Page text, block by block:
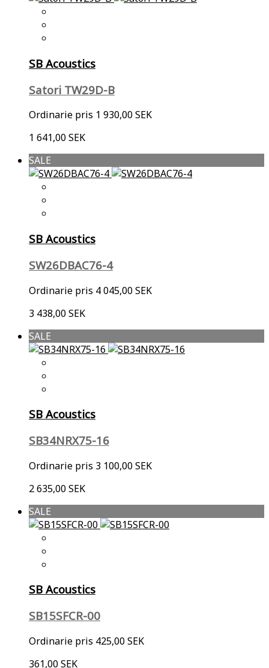
SB Acoustics
Satori TW29D-B
Ordinarie pris 1 930,00 SEK
1 641,00 SEK
SALE
SB Acoustics
SW26DBAC76-4
Ordinarie pris 4 045,00 SEK
3 438,00 SEK
SALE
SB Acoustics
SB34NRX75-16
Ordinarie pris 3 100,00 SEK
2 635,00 SEK
SALE
SB Acoustics
SB15SFCR-00
Ordinarie pris 425,00 SEK
361,00 SEK